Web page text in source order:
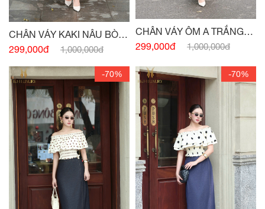
CHÂN VÁY KAKI NÂU BÒ
MÍ THÂN ĐÍNH CÚC -(HẾT
299,000đ 1,000,000đ
CHÂN VÁY ÔM A TRẮNG
299,000đ 1,000,000đ
-70% -70%